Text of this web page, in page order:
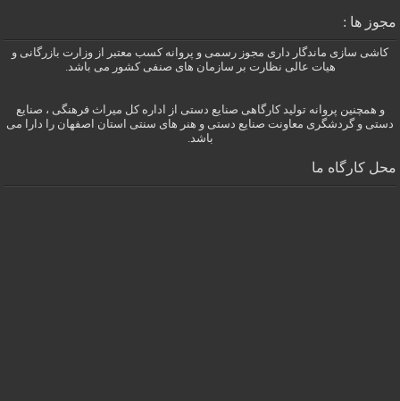
مجوز ها :
کاشی سازی ماندگار داری مجوز رسمی و پروانه کسب معتبر از وزارت بازرگانی و
هیات عالی نظارت بر سازمان های صنفی کشور می باشد.
و همچنین پروانه تولید کارگاهی صنایع دستی از اداره کل میراث فرهنگی ، صنایع
دستی و گردشگری معاونت صنایع دستی و هنر های سنتی استان اصفهان را دارا می
باشد.
محل کارگاه ما